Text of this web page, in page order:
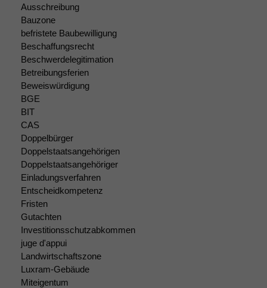
Ausschreibung
Bauzone
befristete Baubewilligung
Beschaffungsrecht
Beschwerdelegitimation
Betreibungsferien
Beweiswürdigung
BGE
BIT
CAS
Doppelbürger
Doppelstaatsangehörigen
Doppelstaatsangehöriger
Einladungsverfahren
Entscheidkompetenz
Fristen
Gutachten
Investitionsschutzabkommen
juge d'appui
Landwirtschaftszone
Luxram-Gebäude
Miteigentum